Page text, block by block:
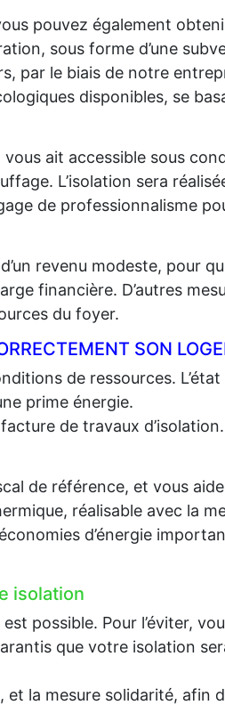
pouvez également
sous forme d’une
par le biais de notre
disponibles, se
ait accessible sous
L’isolation sera
de professionnalisme
revenu modeste, pour
financière. D’autres
du foyer.
SON
de ressources.
prime énergie.
de travaux
de référence, et vous
réalisable avec la
d’énergie
isolation
possible. Pour l’éviter,
que votre isolation
la mesure solidarité, afin